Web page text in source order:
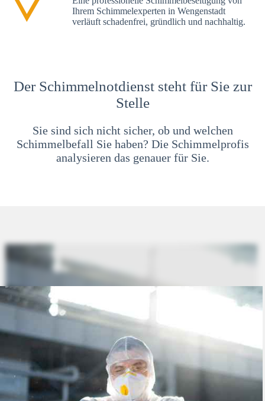
Ihrem Schimmelexperten in Wengenstadt
verläuft schadenfrei, gründlich und nachhaltig.
Der Schimmelnotdienst steht für Sie zur
Stelle
Sie sind sich nicht sicher, ob und welchen
Schimmelbefall Sie haben? Die Schimmelprofis
analysieren das genauer für Sie.